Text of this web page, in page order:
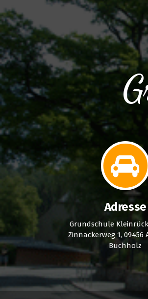
Adresse
Grundschule
Zinnackerweg 1, 09456
Buchholz